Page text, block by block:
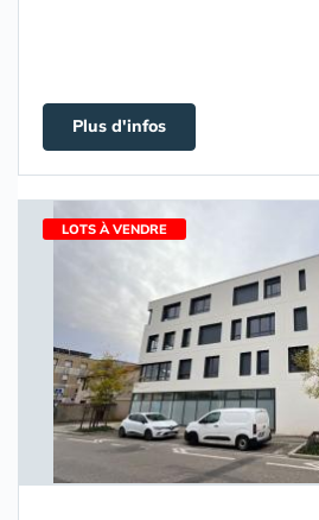
Plus d'infos
LOTS À VENDRE